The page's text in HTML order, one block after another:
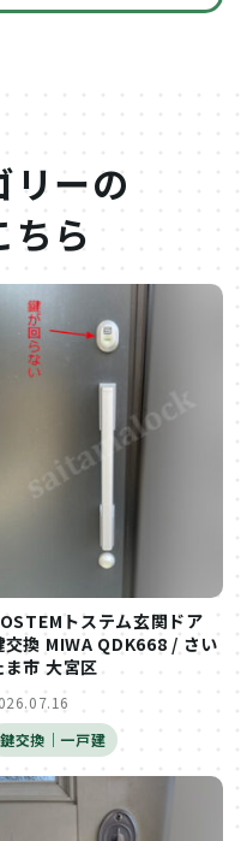
リーの
ちら
トステム玄関ドア
交換 MIWA QDK668 / さい
ま市 大宮区
鍵交換｜一戸建